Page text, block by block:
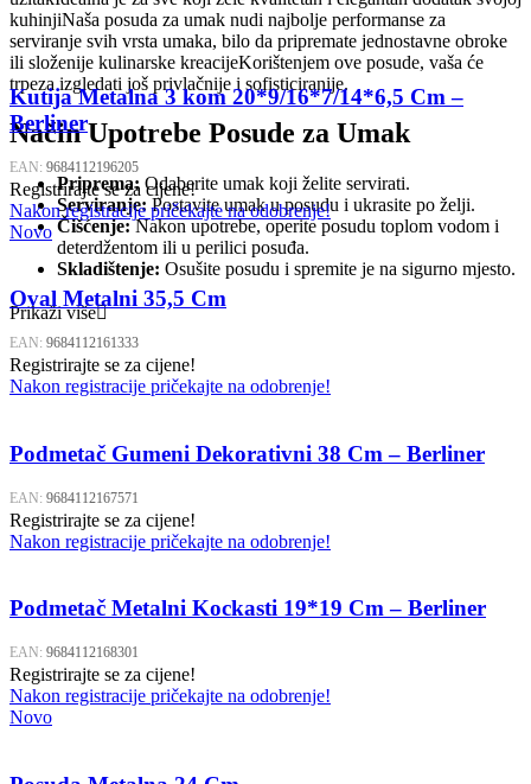
kuhinjiNaša posuda za umak nudi najbolje performanse za
serviranje svih vrsta umaka, bilo da pripremate jednostavne obroke
ili složenije kulinarske kreacijeKorištenjem ove posude, vaša će
trpeza izgledati još privlačnije i sofisticiranije.
Način Upotrebe Posude za Umak
Priprema: Odaberite umak koji želite servirati.
Serviranje: Postavite umak u posudu i ukrasite po želji.
Čišćenje:Nakon upotrebe, operite posudu toplom vodom i
deterdžentom ili u perilici posuđa.
Skladištenje: Osušite posudu i spremite je na sigurno mjesto.
Prikaži više
Kutija Metalna 3 kom 20*9/16*7/14*6,5 Cm –
Berliner
EAN: 9684112196205
Registrirajte se za cijene!
Nakon registracije pričekajte na odobrenje!
Novo
Oval Metalni 35,5 Cm
EAN: 9684112161333
Registrirajte se za cijene!
Nakon registracije pričekajte na odobrenje!
Podmetač Gumeni Dekorativni 38 Cm – Berliner
EAN: 9684112167571
Registrirajte se za cijene!
Nakon registracije pričekajte na odobrenje!
Podmetač Metalni Kockasti 19*19 Cm – Berliner
EAN: 9684112168301
Registrirajte se za cijene!
Nakon registracije pričekajte na odobrenje!
Novo